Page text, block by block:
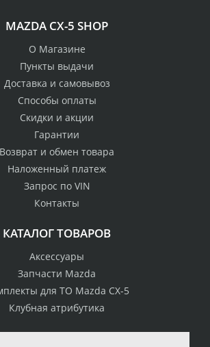
Гарантия качества
MAZDA CX-5 SHOP
О Магазине
Пункты выдачи
Доставка и самовывоз
Способы оплаты
Скидки и акции
Гарантии
Возврат и обмен товара
Наложенный платеж
Запрос по VIN
Контакты
КАТАЛОГ ТОВАРОВ
Аксессуары
Запчасти Mazda
для ТО Mazda CX-5
Клубная атрибутика